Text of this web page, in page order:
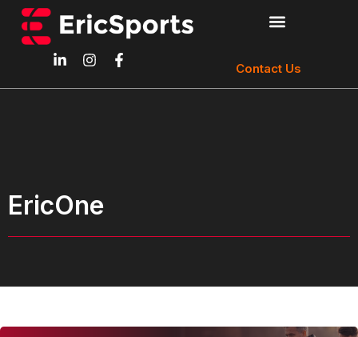
Contact Us
EricOne